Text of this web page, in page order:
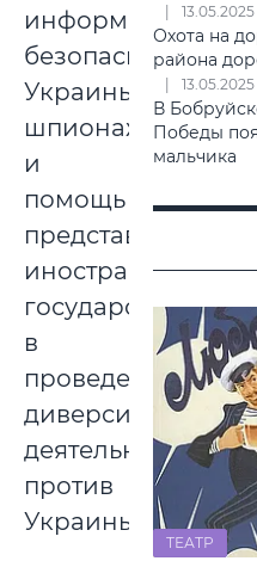
информационной
безопасности
Украины:
шпионаж
и
помощь
представителям
иностранного
государства
в
проведении
диверсионной
деятельности
против
Украины.
13.05.2025
Охота на
района
13.05.2025
В
Победы
мальчика
ТЕАТР